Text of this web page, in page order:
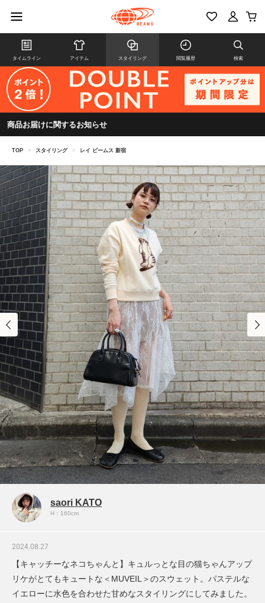
タイムライン アイテム スタイリング 閲覧履歴 検索
商品お届けに関するお知らせ
TOP > スタイリング > レイ ビームス 新宿
saori KATO
H：160cm
2024.08.27
【キャッチーなネコちゃんと】キュルっとな目の猫ちゃんアップ
リケがとてもキュートな＜MUVEIL＞のスウェット。パステルな
イエローに水色を合わせた甘めなスタイリングにしてみました。